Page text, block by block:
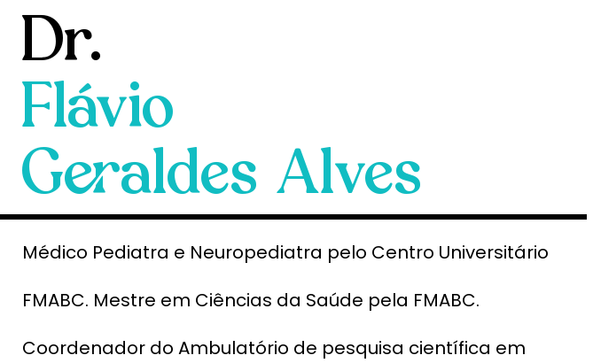
Dr.
Flávio
Geraldes Alves
Médico Pediatra e Neuropediatra pelo Centro Universitário
FMABC. Mestre em Ciências da Saúde pela FMABC.
Coordenador do Ambulatório de pesquisa científica em